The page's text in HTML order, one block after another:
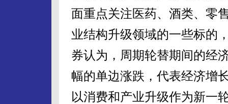
面重点关注医药、酒类、零
业结构升级领域的一些标的
券认为，周期轮替期间的经
幅的单边涨跌，代表经济增
以消费和产业升级作为新一